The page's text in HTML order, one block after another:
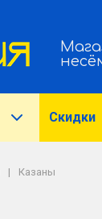
Скидки
Казаны